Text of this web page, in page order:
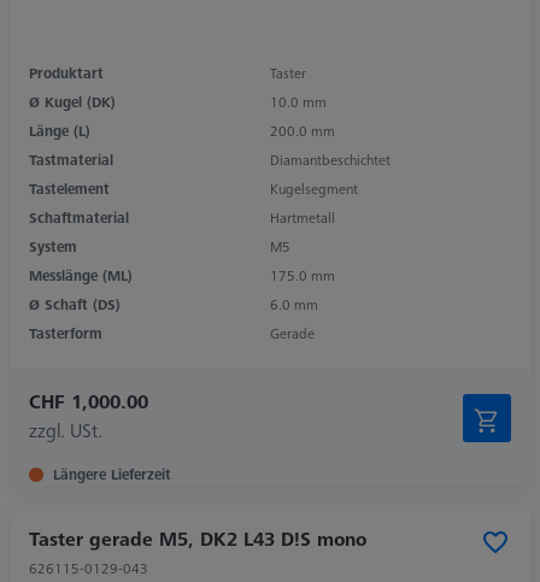
Produktart
Taster
Ø Kugel (DK)
10.0 mm
Länge (L)
200.0 mm
Tastmaterial
Diamantbeschichtet
Tastelement
Kugelsegment
Schaftmaterial
Hartmetall
System
M5
Messlänge (ML)
175.0 mm
Ø Schaft (DS)
6.0 mm
Tasterform
Gerade
CHF 1,000.00
zzgl. USt.
Längere Lieferzeit
Taster gerade M5, DK2 L43 D!S mono
626115-0129-043